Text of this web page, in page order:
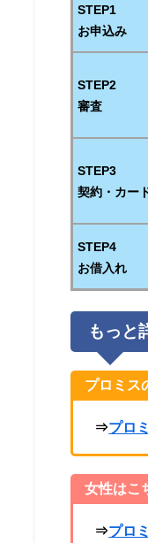
STEP1
お申込み
STEP2
審査
STEP3
契約・カー
STEP4
お借入れ
もっと
プロミス
⇒プロ
女性はこ
⇒プロ